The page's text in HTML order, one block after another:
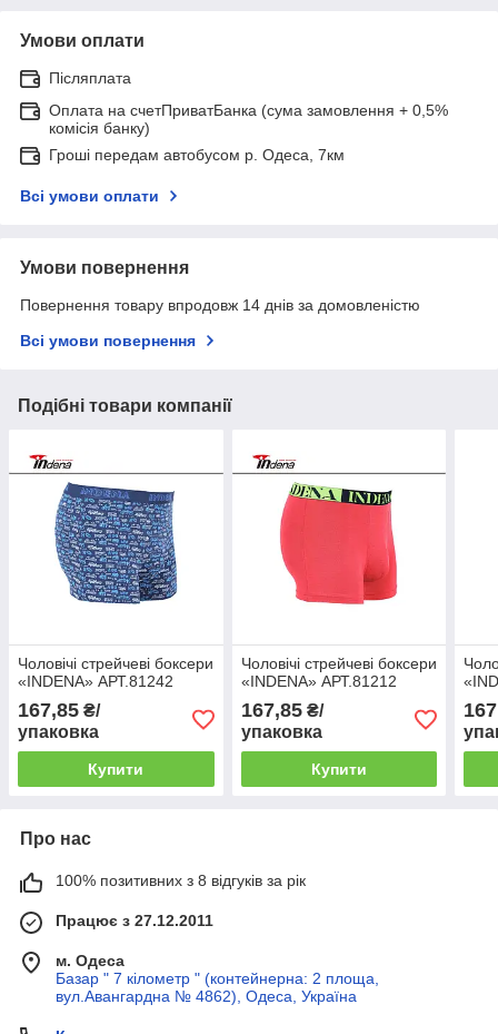
Умови оплати
Післяплата
Оплата на счетПриватБанка (сума замовлення + 0,5%
комісія банку)
Гроші передам автобусом р. Одеса, 7км
Всі умови оплати
Умови повернення
Повернення товару впродовж 14 днів за домовленістю
Всі умови повернення
Подібні товари компанії
Чоловічі стрейчеві боксери
«INDENA» АРТ.81242
167,85 ₴/
упаковка
Купити
Чоловічі стрейчеві боксери
«INDENA» АРТ.81212
167,85₴/
упаковка
Купити
Про нас
100% позитивних з 8 відгуків за рік
Працює з 27.12.2011
м. Одеса
Базар " 7 кілометр " (контейнерна: 2 площа,
вул.Авангардна № 4862), Одеса, Україна